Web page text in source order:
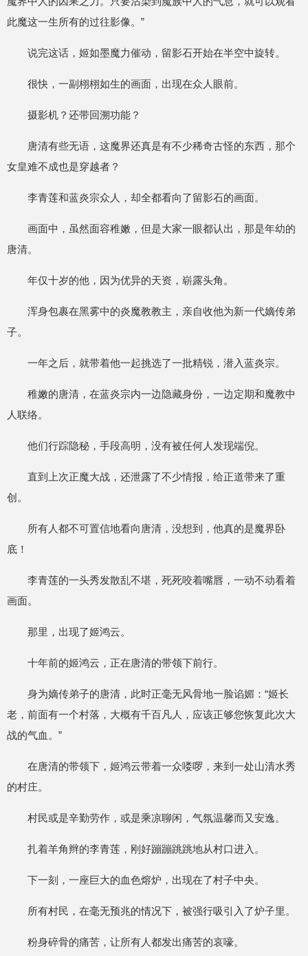
此魔这一生所有的过往影像。”
说完这话，姬如墨魔力催动，留影石开始在半空中旋转。
很快，一副栩栩如生的画面，出现在众人眼前。
摄影机？还带回溯功能？
唐清有些无语，这魔界还真是有不少稀奇古怪的东西，那个
女皇难不成也是穿越者？
李青莲和蓝炎宗众人，却全都看向了留影石的画面。
画面中，虽然面容稚嫩，但是大家一眼都认出，那是年幼的
唐清。
年仅十岁的他，因为优异的天资，崭露头角。
浑身包裹在黑雾中的炎魔教教主，亲自收他为新一代嫡传弟
子。
一年之后，就带着他一起挑选了一批精锐，潜入蓝炎宗。
稚嫩的唐清，在蓝炎宗内一边隐藏身份，一边定期和魔教中
人联络。
他们行踪隐秘，手段高明，没有被任何人发现端倪。
直到上次正魔大战，还泄露了不少情报，给正道带来了重
创。
所有人都不可置信地看向唐清，没想到，他真的是魔界卧
底！
李青莲的一头秀发散乱不堪，死死咬着嘴唇，一动不动看着
画面。
那里，出现了姬鸿云。
十年前的姬鸿云，正在唐清的带领下前行。
身为嫡传弟子的唐清，此时正毫无风骨地一脸谄媚：“姬长
老，前面有一个村落，大概有千百凡人，应该正够您恢复此次大
战的气血。”
在唐清的带领下，姬鸿云带着一众喽啰，来到一处山清水秀
的村庄。
村民或是辛勤劳作，或是乘凉聊闲，气氛温馨而又安逸。
扎着羊角辫的李青莲，刚好蹦蹦跳跳地从村口进入。
下一刻，一座巨大的血色熔炉，出现在了村子中央。
所有村民，在毫无预兆的情况下，被强行吸引入了炉子里。
粉身碎骨的痛苦，让所有人都发出痛苦的哀嚎。